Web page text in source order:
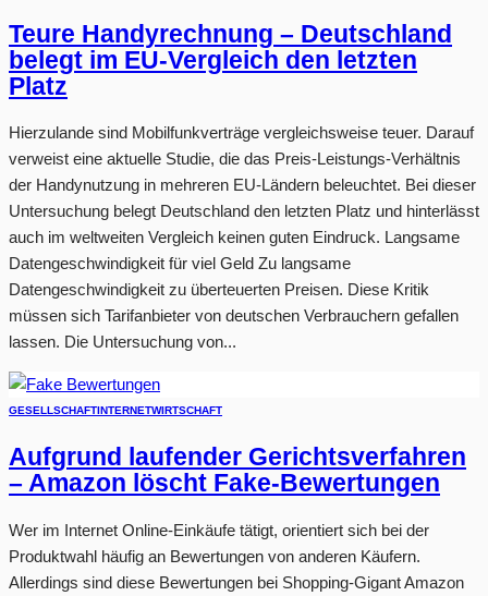
Teure Handyrechnung – Deutschland
belegt im EU-Vergleich den letzten
Platz
Hierzulande sind Mobilfunkverträge vergleichsweise teuer. Darauf
verweist eine aktuelle Studie, die das Preis-Leistungs-Verhältnis
der Handynutzung in mehreren EU-Ländern beleuchtet. Bei dieser
Untersuchung belegt Deutschland den letzten Platz und hinterlässt
auch im weltweiten Vergleich keinen guten Eindruck. Langsame
Datengeschwindigkeit für viel Geld Zu langsame
Datengeschwindigkeit zu überteuerten Preisen. Diese Kritik
müssen sich Tarifanbieter von deutschen Verbrauchern gefallen
lassen. Die Untersuchung von...
GESELLSCHAFTINTERNETWIRTSCHAFT
Aufgrund laufender Gerichtsverfahren
– Amazon löscht Fake-Bewertungen
Wer im Internet Online-Einkäufe tätigt, orientiert sich bei der
Produktwahl häufig an Bewertungen von anderen Käufern.
Allerdings sind diese Bewertungen bei Shopping-Gigant Amazon